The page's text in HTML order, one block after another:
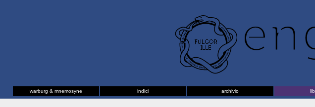
warburg & mnemosyne
indici archivio